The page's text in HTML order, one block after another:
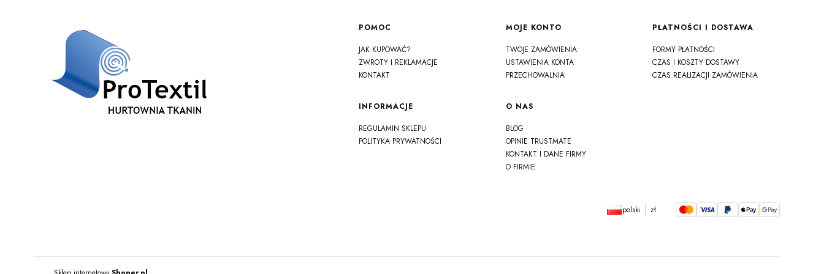
Linki w stopce
POMOC
JAK KUPOWAĆ?
ZWROTY I REKLAMACJE
KONTAKT
MOJE KONTO
TWOJE ZAMÓWIENIA
USTAWIENIA KONTA
PRZECHOWALNIA
PŁATNOŚCI I DOSTAWA
FORMY PŁATNOŚCI
CZAS I KOSZTY DOSTAWY
CZAS REALIZACJI ZAMÓWIENIA
INFORMACJE
REGULAMIN SKLEPU
POLITYKA PRYWATNOŚCI
O NAS
BLOG
OPINIE TRUSTMATE
KONTAKT I DANE FIRMY
O FIRMIE
polski zł